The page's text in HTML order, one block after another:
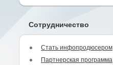
Сотрудничество
Стать инфопродюсером
Партнерская программа